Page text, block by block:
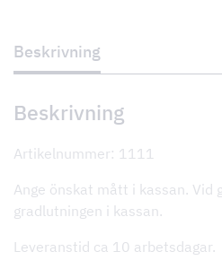
gradlutning)
mängd
Beskrivning
Beskrivning
Artikelnummer: 1111
Ange önskat mått i kassan. Vid
gradlutningen i kassan.
Leveranstid ca 10 arbetsdagar.